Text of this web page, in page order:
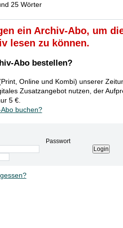
25 Wörter
ein Archiv-Abo, um
lesen zu können.
Abo bestellen?
Online und Kombi) unserer
Zusatzangebot nutzen, der
5 €.
buchen?
Passwort